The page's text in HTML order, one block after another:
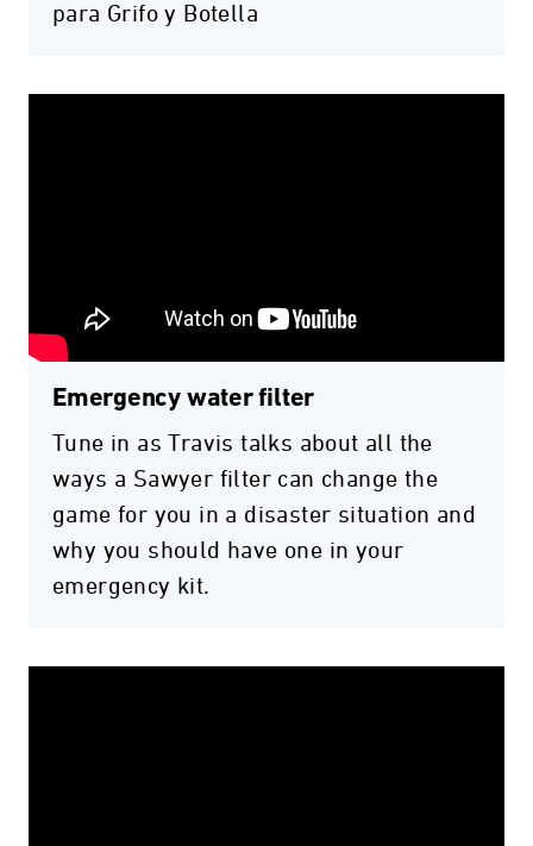
para Grifo y Botella
Emergency water filter
Tune in as Travis talks about all the
ways a Sawyer filter can change the
game for you in a disaster situation and
why you should have one in your
emergency kit.